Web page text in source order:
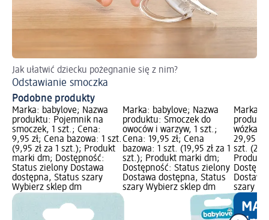
Jak ułatwić dziecku pożegnanie się z nim?
Odstawianie smoczka
Podobne produkty
Marka: babylove; Nazwa
produktu: Pojemnik na
smoczek, 1 szt.; Cena:
9,95 zł; Cena bazowa: 1 szt.
(9,95 zł za 1 szt.); Produkt
marki dm; Dostępność:
Status zielony Dostawa
dostępna, Status szary
Wybierz sklep dm
Marka: babylove; Nazwa
produktu: Smoczek do
owoców i warzyw, 1 szt.;
Cena: 19,95 zł; Cena
bazowa: 1 szt. (19,95 zł za 1
szt.); Produkt marki dm;
Dostępność: Status zielony
Dostawa dostępna, Status
szary Wybierz sklep dm
Marka:
wózka,
29,95
szt.
Produkt
szary